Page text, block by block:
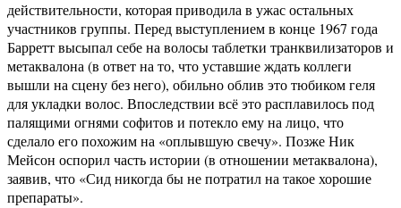
действительности, которая приводила в ужас остальных
участников группы. Перед выступлением в конце 1967 года
Барретт высыпал себе на волосы таблетки транквилизаторов и
метаквалона (в ответ на то, что уставшие ждать коллеги
вышли на сцену без него), обильно облив это тюбиком геля
для укладки волос. Впоследствии всё это расплавилось под
палящими огнями софитов и потекло ему на лицо, что
сделало его похожим на «оплывшую свечу». Позже Ник
Мейсон оспорил часть истории (в отношении метаквалона),
заявив, что «Сид никогда бы не потратил на такое хорошие
препараты».